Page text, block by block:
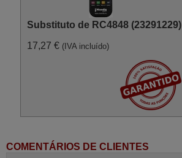
Substituto de RC4848 (23291229)
17,27 € (IVA incluído)
COMENTÁRIOS DE CLIENTES